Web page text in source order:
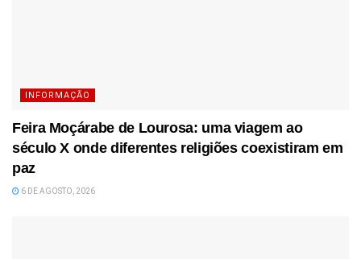
INFORMAÇÃO
Feira Moçárabe de Lourosa: uma viagem ao
século X onde diferentes religiões coexistiram em
paz
6 DE AGOSTO, 2026